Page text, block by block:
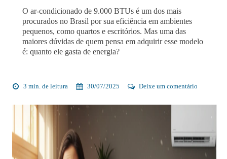
O ar-condicionado de 9.000 BTUs é um dos mais
procurados no Brasil por sua eficiência em ambientes
pequenos, como quartos e escritórios. Mas uma das
maiores dúvidas de quem pensa em adquirir esse modelo
é: quanto ele gasta de energia?
3 min. de leitura 30/07/2025 Deixe um comentário